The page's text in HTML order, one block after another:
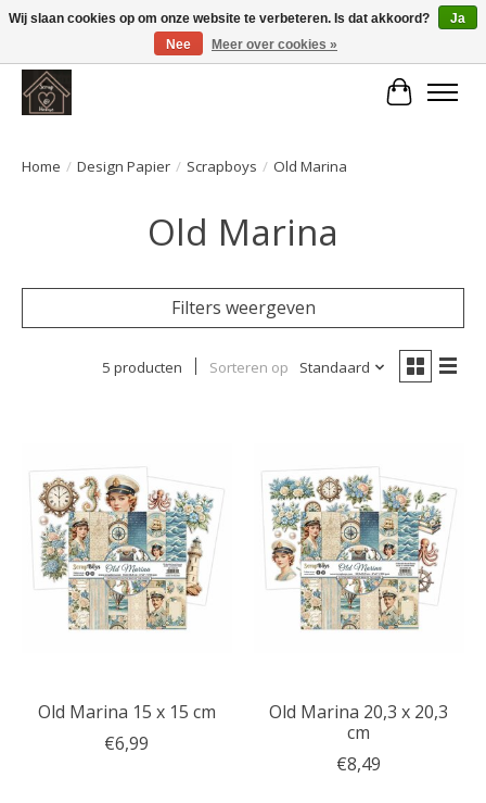
Large selection of products and fast shipping!
Home / Design Papier / Scrapboys / Old Marina
Old Marina
Filters weergeven
5 producten Sorteren op Standaard
Old Marina 15 x 15 cm
€6,99
Old Marina 20,3 x 20,3
cm
€8,49
Wij slaan cookies op om onze website te verbeteren. Is dat akkoord?
Ja
Nee
Meer over cookies »